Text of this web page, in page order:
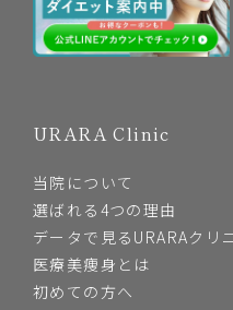
URARA Clinic
当院について
選ばれる4つの理由
データで見るURARAクリ
医療美痩身とは
初めての方へ